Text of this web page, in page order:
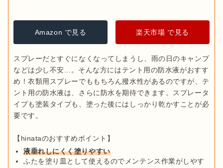
Amazon で見る 楽天市場 で見る
スプレーだとすぐになくなってしまうし、雨の日のキャンプ
などは少し不安...。そんな方にはテント用の防水液がおすす
め！衣類用スプレーでももちろん撥水性があるのですが、テ
ント用の防水液は、さらに防水を期待できます。スプレータ
イプも塗装タイプも、塗った後にはしっかり乾かすことが必
要です。
液垂れしにくく塗りやすい
ふたを塗り皿として使えるのでメンテンス作業がしやす